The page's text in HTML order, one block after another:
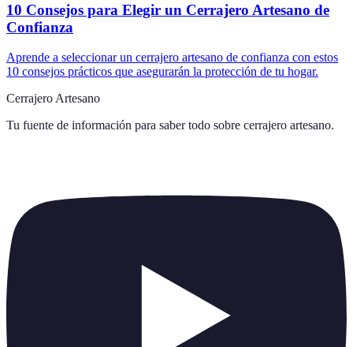
10 Consejos para Elegir un Cerrajero Artesano de
Confianza
Aprende a seleccionar un cerrajero artesano de confianza con estos
10 consejos prácticos que asegurarán la protección de tu hogar.
Cerrajero Artesano
Tu fuente de información para saber todo sobre cerrajero artesano.